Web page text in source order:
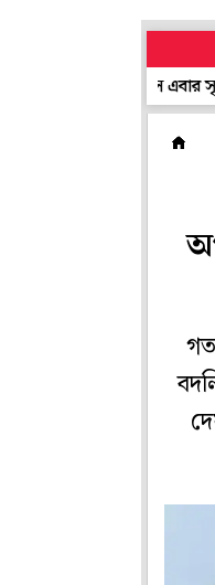
ইতিহাস এবার সৃজিতের